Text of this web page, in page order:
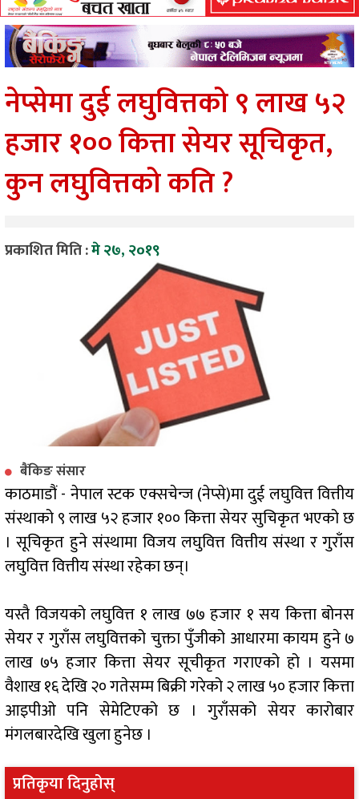
नेप्सेमा दुई लघुवित्तको ९ लाख ५२
हजार १०० कित्ता सेयर सूचिकृत,
कुन लघुवित्तको कति ?
प्रकाशित मिति :मे २७, २०१९
बैंकिङ संसार
काठमाडौं - नेपाल स्टक एक्सचेन्ज (नेप्से)मा दुई लघुवित्त वित्तीय
संस्थाको ९ लाख ५२ हजार १०० कित्ता सेयर सुचिकृत भएको छ
। सूचिकृत हुने संस्थामा विजय लघुवित्त वित्तीय संस्था र गुराँस
लघुवित्त वित्तीय संस्था रहेका छन्।
यस्तै विजयको लघुवित्त १ लाख ७७ हजार १ सय कित्ता बोनस
सेयर र गुराँस लघुवित्तको चुक्ता पुँजीको आधारमा कायम हुने ७
लाख ७५ हजार कित्ता सेयर सूचीकृत गराएको हो । यसमा
वैशाख १६ देखि २० गतेसम्म बिक्री गरेको २ लाख ५० हजार कित्ता
आइपीओ पनि सेमेटिएको छ । गुराँसको सेयर कारोबार
मंगलबारदेखि खुला हुनेछ ।
प्रतिकृया दिनुहोस्